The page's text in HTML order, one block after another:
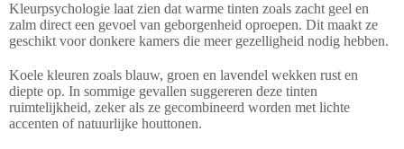
Kleurpsychologie laat zien dat warme tinten zoals zacht geel en
zalm direct een gevoel van geborgenheid oproepen. Dit maakt ze
geschikt voor donkere kamers die meer gezelligheid nodig hebben.
Koele kleuren zoals blauw, groen en lavendel wekken rust en
diepte op. In sommige gevallen suggereren deze tinten
ruimtelijkheid, zeker als ze gecombineerd worden met lichte
accenten of natuurlijke houttonen.